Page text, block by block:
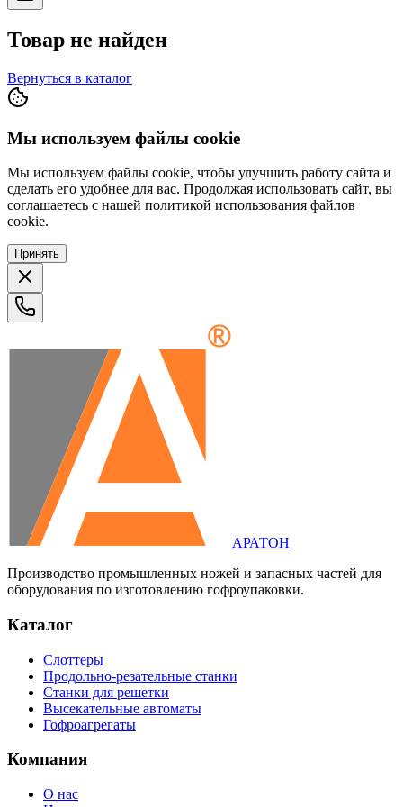
Товар не найден
Вернуться в каталог
Мы используем файлы cookie
Мы используем файлы cookie, чтобы улучшить работу сайта и
сделать его удобнее для вас. Продолжая использовать сайт, вы
соглашаетесь с нашей политикой использования файлов
cookie.
Принять
АРАТОН
Производство промышленных ножей и запасных частей для
оборудования по изготовлению гофроупаковки.
Каталог
Слоттеры
Продольно-резательные станки
Станки для решетки
Высекательные автоматы
Гофроагрегаты
Компания
О нас